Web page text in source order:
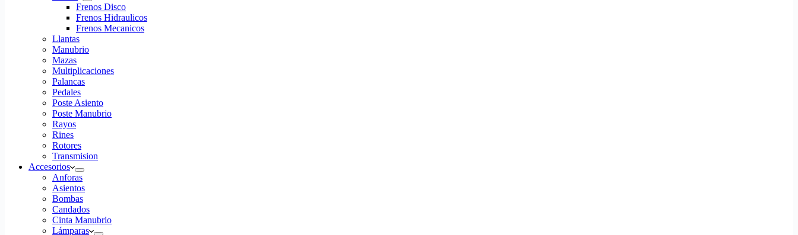
Frenos Disco
Frenos Hidraulicos
Frenos Mecanicos
Llantas
Manubrio
Mazas
Multiplicaciones
Palancas
Pedales
Poste Asiento
Poste Manubrio
Rayos
Rines
Rotores
Transmision
Accesorios
Anforas
Asientos
Bombas
Candados
Cinta Manubrio
Lámparas